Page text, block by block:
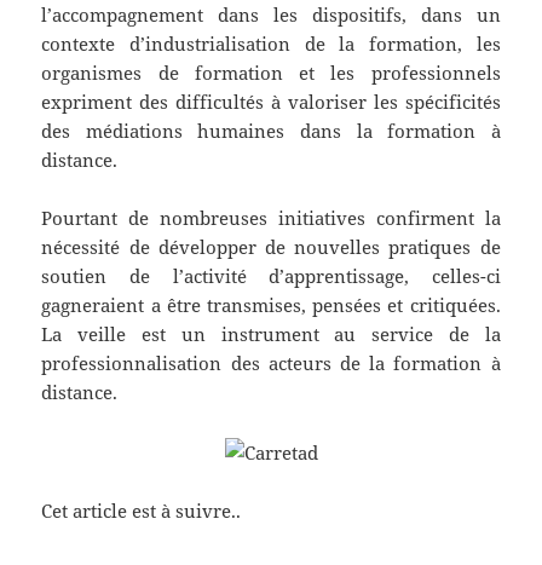
l’accompagnement dans les dispositifs, dans un
contexte d’industrialisation de la formation, les
organismes de formation et les professionnels
expriment des difficultés à valoriser les spécificités
des médiations humaines dans la formation à
distance.
Pourtant de nombreuses initiatives confirment la
nécessité de développer de nouvelles pratiques de
soutien de l’activité d’apprentissage, celles-ci
gagneraient a être transmises, pensées et critiquées.
La veille est un instrument au service de la
professionnalisation des acteurs de la formation à
distance.
Cet article est à suivre..